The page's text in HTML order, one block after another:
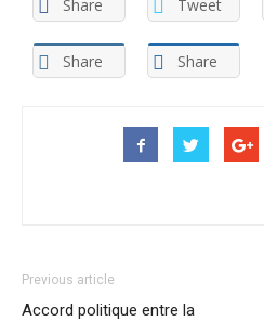
Share Tweet
Share Share
Previous article
Accord politique entre la